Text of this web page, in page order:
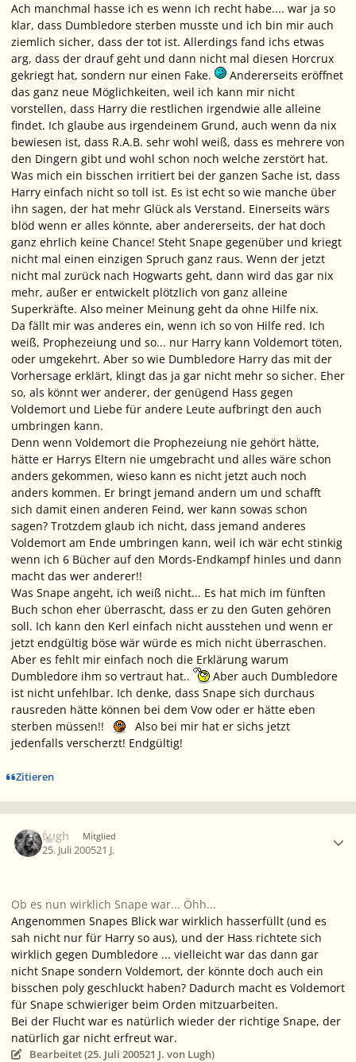
Ach manchmal hasse ich es wenn ich recht habe.... war ja so
klar, dass Dumbledore sterben musste und ich bin mir auch
ziemlich sicher, dass der tot ist. Allerdings fand ichs etwas
arg, dass der drauf geht und dann nicht mal diesen Horcrux
gekriegt hat, sondern nur einen Fake.
Andererseits eröffnet
das ganz neue Möglichkeiten, weil ich kann mir nicht
vorstellen, dass Harry die restlichen irgendwie alle alleine
findet. Ich glaube aus irgendeinem Grund, auch wenn da nix
bewiesen ist, dass R.A.B. sehr wohl weiß, dass es mehrere von
den Dingern gibt und wohl schon noch welche zerstört hat.
Was mich ein bisschen irritiert bei der ganzen Sache ist, dass
Harry einfach nicht so toll ist. Es ist echt so wie manche über
ihn sagen, der hat mehr Glück als Verstand. Einerseits wärs
blöd wenn er alles könnte, aber andererseits, der hat doch
ganz ehrlich keine Chance! Steht Snape gegenüber und kriegt
nicht mal einen einzigen Spruch ganz raus. Wenn der jetzt
nicht mal zurück nach Hogwarts geht, dann wird das gar nix
mehr, außer er entwickelt plötzlich von ganz alleine
Superkräfte. Also meiner Meinung geht da ohne Hilfe nix.
Da fällt mir was anderes ein, wenn ich so von Hilfe red. Ich
weiß, Prophezeiung und so... nur Harry kann Voldemort töten,
oder umgekehrt. Aber so wie Dumbledore Harry das mit der
Vorhersage erklärt, klingt das ja gar nicht mehr so sicher. Eher
so, als könnt wer anderer, der genügend Hass gegen
Voldemort und Liebe für andere Leute aufbringt den auch
umbringen kann.
Denn wenn Voldemort die Prophezeiung nie gehört hätte,
hätte er Harrys Eltern nie umgebracht und alles wäre schon
anders gekommen, wieso kann es nicht jetzt auch noch
anders kommen. Er bringt jemand andern um und schafft
sich damit einen anderen Feind, wer kann sowas schon
sagen? Trotzdem glaub ich nicht, dass jemand anderes
Voldemort am Ende umbringen kann, weil ich wär echt stinkig
wenn ich 6 Bücher auf den Mords-Endkampf hinles und dann
macht das wer anderer!!
Was Snape angeht, ich weiß nicht... Es hat mich im fünften
Buch schon eher überrascht, dass er zu den Guten gehören
soll. Ich kann den Kerl einfach nicht ausstehen und wenn er
jetzt endgültig böse wär würde es mich nicht überraschen.
Aber es fehlt mir einfach noch die Erklärung warum
Dumbledore ihm so vertraut hat..
Aber auch Dumbledore
ist nicht unfehlbar. Ich denke, dass Snape sich durchaus
rausreden hätte können bei dem Vow oder er hätte eben
sterben müssen!!
Also bei mir hat er sichs jetzt
jedenfalls verscherzt! Endgültig!
Zitieren
Lugh Mitglied
25. Juli 200521 J.
Ob es nun wirklich Snape war... Öhh...
Angenommen Snapes Blick war wirklich hasserfüllt (und es
sah nicht nur für Harry so aus), und der Hass richtete sich
wirklich gegen Dumbledore ... vielleicht war das dann gar
nicht Snape sondern Voldemort, der könnte doch auch ein
bisschen poly geschluckt haben? Dadurch macht es Voldemort
für Snape schwieriger beim Orden mitzuarbeiten.
Bei der Flucht war es natürlich wieder der richtige Snape, der
natürlich gar nicht erfreut war.
Bearbeitet (25. Juli 200521 J. von Lugh)